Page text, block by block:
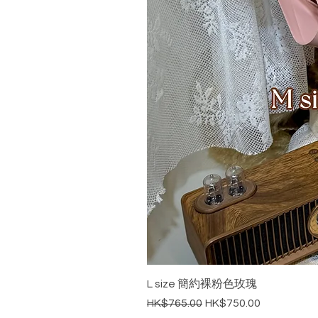
L size 簡約裸粉色玫瑰
一般價格
HK$765.00 促銷價格
HK$750.00